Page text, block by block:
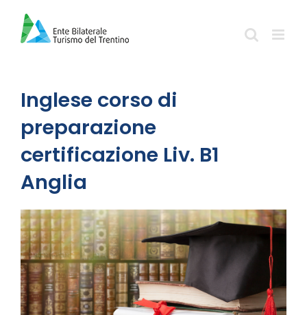
contenuto
Inglese corso di
preparazione
certificazione Liv. B1
Anglia